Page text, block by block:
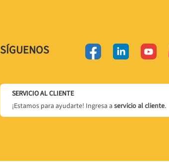
SÍGUENOS
SERVICIO AL CLIENTE
¡Estamos para ayudarte! Ingresa a servicio al cliente.